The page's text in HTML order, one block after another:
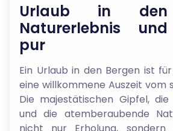
Urlaub in den
Naturerlebnis
pur
Ein Urlaub in den Bergen ist
eine willkommene Auszeit vom
Die majestätischen Gipfel,
und die atemberaubende